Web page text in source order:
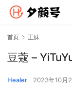
首页 正妹
豆蔻 –
Healer 2023年10月